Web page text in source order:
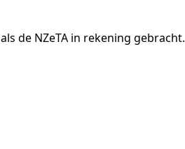
de NZeTA in rekening gebracht.